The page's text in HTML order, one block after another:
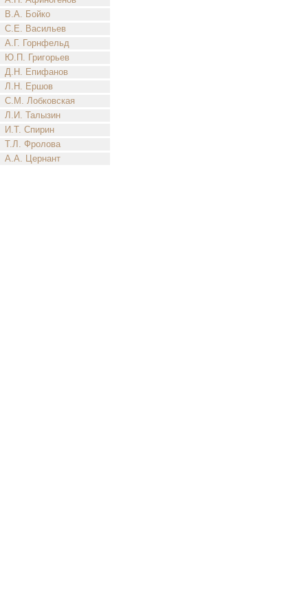
В.А. Бойко
С.Е. Васильев
А.Г. Горнфельд
Ю.П. Григорьев
Д.Н. Епифанов
Л.Н. Ершов
С.М. Лобковская
Л.И. Талызин
И.Т. Спирин
Т.Л. Фролова
А.А. Цернант